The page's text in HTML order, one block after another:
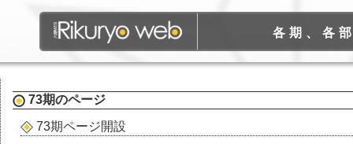
各期、各
73期のページ
73期ページ開設